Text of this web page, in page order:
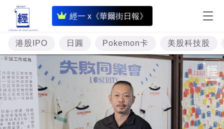
經一 x《華爾街日報》
即
時
財
經
專
資
港股IPO 日圓 Pokemon卡 美股科技股